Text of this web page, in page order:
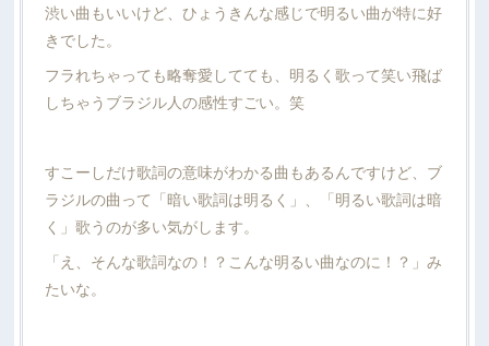
渋い曲もいいけど、ひょうきんな感じで明るい曲が特に好
きでした。
フラれちゃっても略奪愛してても、明るく歌って笑い飛ば
しちゃうブラジル人の感性すごい。笑
すこーしだけ歌詞の意味がわかる曲もあるんですけど、ブ
ラジルの曲って「暗い歌詞は明るく」、「明るい歌詞は暗
く」歌うのが多い気がします。
「え、そんな歌詞なの！？こんな明るい曲なのに！？」み
たいな。